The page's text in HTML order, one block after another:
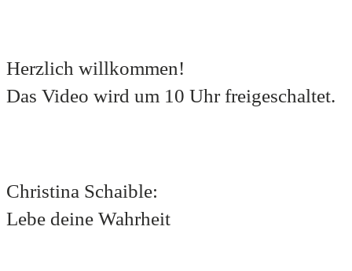
Herzlich willkommen!
Das Video wird um 10 Uhr freigeschaltet.
Christina Schaible:
Lebe deine Wahrheit